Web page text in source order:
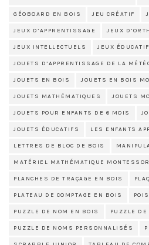
GÉOBOARD EN BOIS JEU CRÉATIF
JEUX D’APPRENTISSAGE JEUX
JEUX INTELLECTUELS JEUX
JOUETS D’APPRENTISSAGE DE LA
JOUETS EN BOIS JOUETS EN BOIS
JOUETS MATHÉMATIQUES JOUETS
JOUETS POUR ENFANTS DE 6 MOIS
JOUETS ÉDUCATIFS LES ENFANTS
LETTRES DE BLOC DE BOIS
MATÉRIEL MATHÉMATIQUE
PLANCHES DE TRAÇAGE EN BOIS
PLATEAU DE COMPTAGE EN BOIS
PUZZLE DE NOM EN BOIS PUZZLE
PUZZLE DE NOMS PERSONNALISÉS